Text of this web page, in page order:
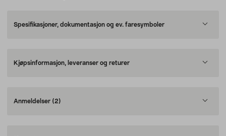
Spesifikasjoner, dokumentasjon og ev. faresymboler
Kjøpsinformasjon, leveranser og returer
Anmeldelser (2)